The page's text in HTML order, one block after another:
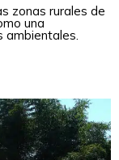
zonas rurales de
una
ambientales.